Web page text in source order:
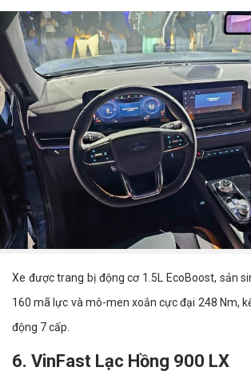
Xe được trang bị động cơ 1.5L EcoBoost, sản
160 mã lực và mô-men xoắn cực đại 248 Nm,
động 7 cấp.
6. VinFast Lạc Hồng 900 LX